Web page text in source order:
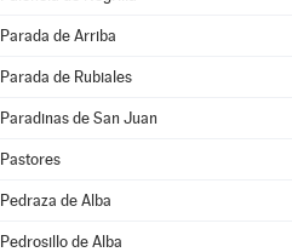
Parada de Arriba
Parada de Rubiales
Paradinas de San Juan
Pastores
Pedraza de Alba
Pedrosillo de Alba